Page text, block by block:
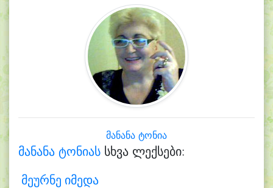
მანანა ტონია
მანანა ტონიას სხვა ლექსები:
მეურნე იმედა